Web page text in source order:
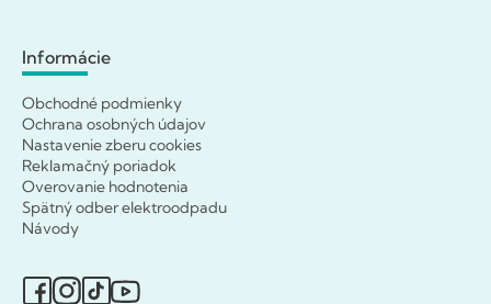
Informácie
Obchodné podmienky
Ochrana osobných údajov
Nastavenie zberu cookies
Reklamačný poriadok
Overovanie hodnotenia
Spätný odber elektroodpadu
Návody